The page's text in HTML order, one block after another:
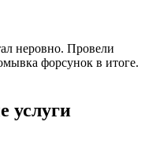
неровно. Провели
форсунок в итоге.
услуги